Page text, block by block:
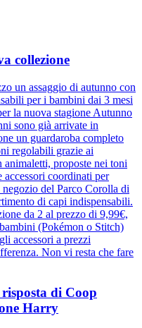
collezione
un assaggio di autunno con
per i bambini dai 3 mesi
la nuova stagione Autunno
sono già arrivate in
un guardaroba completo
regolabili grazie ai
proposte nei toni
accessori coordinati per
del Parco Corolla di
di capi indispensabili.
da 2 al prezzo di 9,99€,
(Pokémon o Stitch)
accessori a prezzi
Non vi resta che fare
di Coop
Harry